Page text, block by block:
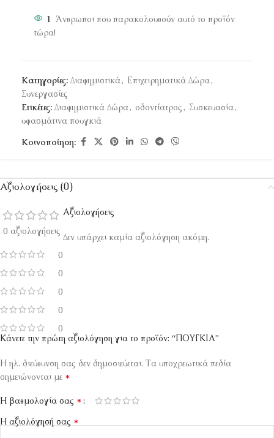
1 Άνθρωποι που παρακολουθούν αυτό το προϊόν
τώρα!
Κατηγορίες: Διαφημιστικά, Επιχειρηματικά Δώρα,
Συνεργασίες
Ετικέτες: Διαφημιστικά Δώρα, οδοντίατρος , Συσκευασία,
υφασμάτινα πουγκιά
Κοινοποίηση:
Αξιολογήσεις (0)
0 αξιολογήσεις
0
0
0
0
0
Αξιολογήσεις
Δεν υπάρχει καμία αξιολόγηση ακόμη.
Κάνετε την πρώτη αξιολόγηση για το προϊόν: “ΠΟΥΓΚΙΑ”
Η ηλ. διεύθυνση σας δεν δημοσιεύεται. Τα υποχρεωτικά πεδία
σημειώνονται με *
Η βαθμολογία σας *
Η αξιολόγησή σας *